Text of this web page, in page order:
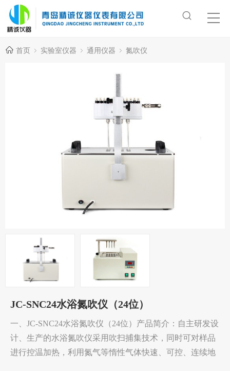
首页 实验室仪器 通用仪器 氮吹仪
JC-SNC24水浴氮吹仪（24位）
一、JC-SNC24水浴氮吹仪（24位）产品简介：自主研发设
计、生产的水浴氮吹仪采用吹扫捕集技术，同时可对样品
进行控温加热，利用氮气等惰性气体快速、可控、连续地